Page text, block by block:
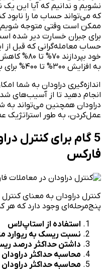
نشویم و ندانیم که آیا این
که می‌تواند حساب ما را
ممکن است وقتی متوجه شویم
برای جبران خسارت دیر شده
حساب معامله‌گرانی که قبل از
خود
به افزایش ۳۰۰% تا ۴۰۰% برای بازگشت به سپرده اولیه خود دارند.
اندازه‌گیری دراودان به شما
انجام دهید تا از آسیب‌های
دراودان همچنین می‌تواند
عمل‌کردن، به طور استراتژیک
5 گام‌ برای کنترل
فارکس
کنترل دراودان به معنای
پنج‌مرحله‌ای وجود دارد که هر
استفاده از استاپ‌لاس
نسبت ریسک به ریوارد
داشتن حداکثر درصد
محاسبه حداکثر
محاسبه حداکثر